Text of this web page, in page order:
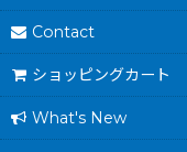
Contact
ショッピングカート
What's New